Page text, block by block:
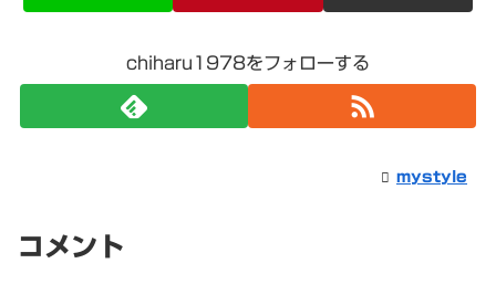
chiharu1978をフォローする
mystyle
コメント